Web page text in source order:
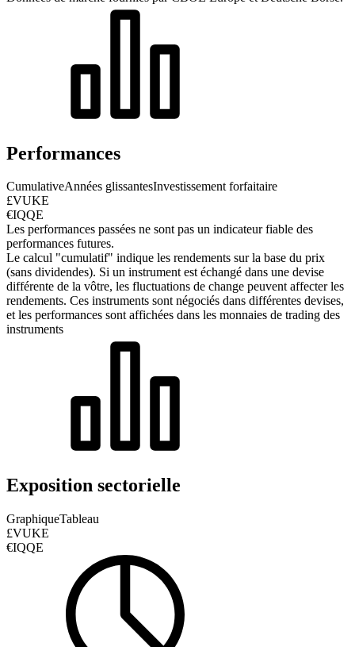
Performances
CumulativeAnnées glissantesInvestissement forfaitaire
£VUKE
€IQQE
Les performances passées ne sont pas un indicateur fiable des
performances futures.
Le calcul "cumulatif" indique les rendements sur la base du prix
(sans dividendes). Si un instrument est échangé dans une devise
différente de la vôtre, les fluctuations de change peuvent affecter les
rendements. Ces instruments sont négociés dans différentes devises,
et les performances sont affichées dans les monnaies de trading des
instruments
Exposition sectorielle
GraphiqueTableau
£VUKE
€IQQE